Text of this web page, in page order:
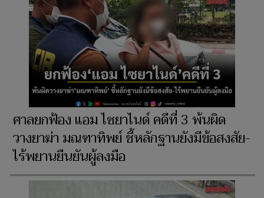
ศาลยกฟ้อง แอม ไซยาไนด์ คดีที่ 3 พ้นผิด
วางยาฆ่า มณฑาทิพย์ ชี้หลักฐานยังมีข้อสงสัย-
ไร้พยานยืนยันผู้ลงมือ